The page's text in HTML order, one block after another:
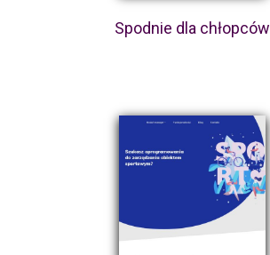
Spodnie dla chłopców